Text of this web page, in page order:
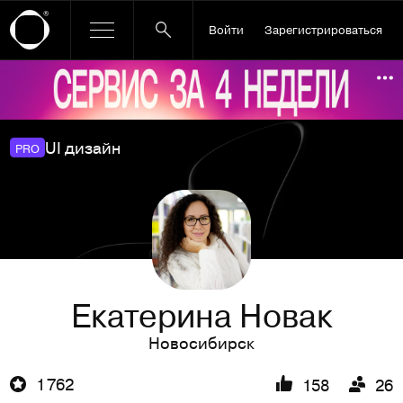
Войти Зарегистрироваться
Ссылка баннера
PRO UI дизайн
Екатерина Новак
Новосибирск
1 762
158 26